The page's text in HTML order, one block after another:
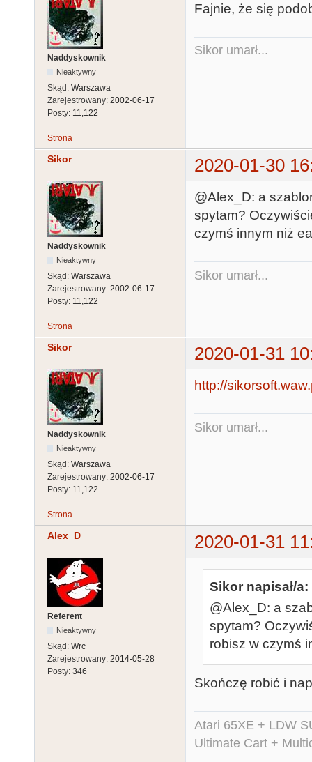
Naddyskownik
Nieaktywny
Skąd: Warszawa
Zarejestrowany: 2002-06-17
Posty: 11,122
Fajnie, że się
Sikor umarł...
Strona
Sikor 2020-01-30
Naddyskownik
Nieaktywny
Skąd: Warszawa
Zarejestrowany: 2002-06-17
Posty: 11,122
@Alex_D: a
spytam?
czymś innym niż
Sikor umarł...
Strona
Sikor 2020-01-31
Naddyskownik
Nieaktywny
Skąd: Warszawa
Zarejestrowany: 2002-06-17
Posty: 11,122
http://
Sikor umarł...
Strona
Alex_D 2020-01-31
Referent
Nieaktywny
Skąd: Wrc
Zarejestrowany: 2014-05-28
Posty: 346
Sikor napisał/a:
@Alex_D: a
spytam?
robisz w czymś
Skończę robić i
Atari 65XE + LDW
Ultimate Cart +